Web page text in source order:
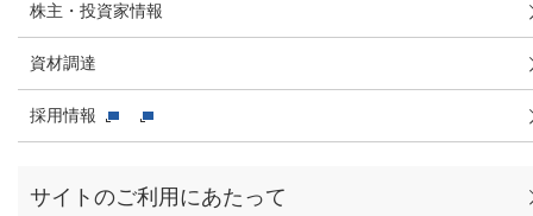
株主・投資家情報
資材調達
採用情報
サイトのご利用にあたって